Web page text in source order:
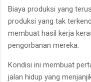
Biaya produksi yang
produksi yang tak
membuat hasil kerja
pengorbanan mereka.
Kondisi ini membuat
jalan hidup yang